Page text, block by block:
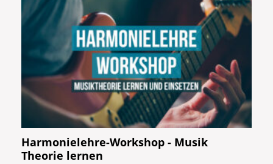
Harmonielehre-Workshop - Musik
Theorie lernen